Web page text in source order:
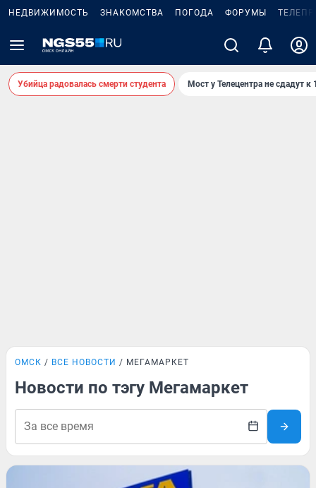
НЕДВИЖИМОСТЬ ЗНАКОМСТВА ПОГОДА ФОРУМЫ
Убийца радовалась смерти студента Мост у Телецентра не сдадут к
ОМСК ВСЕ НОВОСТИ МЕГАМАРКЕТ
Новости по тэгу Мегамаркет